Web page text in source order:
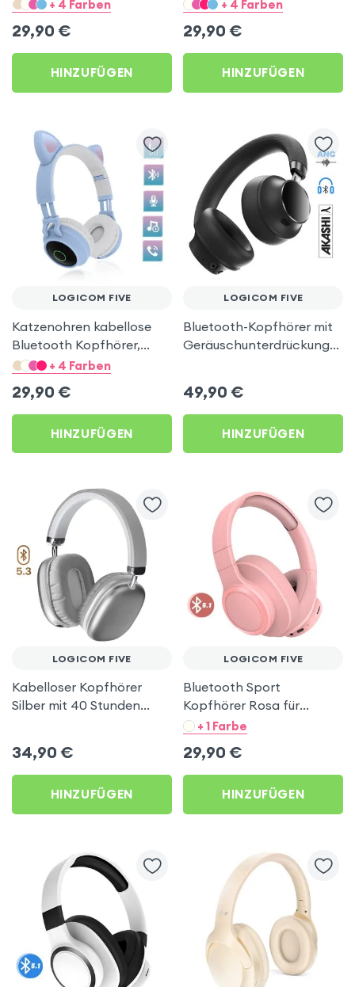
+ 4 Farben
29,90 €
HINZUFÜGEN
+ 4 Farben
29,90 €
HINZUFÜGEN
LOGICOM FIVE
Katzenohren kabellose
Bluetooth Kopfhörer,
Kitty Headset – Hellblau
+ 4 Farben
29,90 €
HINZUFÜGEN
LOGICOM FIVE
Bluetooth-Kopfhörer mit
Geräuschunterdrückung
49,90 €
HINZUFÜGEN
LOGICOM FIVE
Kabelloser Kopfhörer
Silber mit 40 Stunden
34,90 €
HINZUFÜGEN
LOGICOM FIVE
Bluetooth Sport
Kopfhörer Rosa für
Logicom Five
+ 1 Farbe
29,90 €
HINZUFÜGEN